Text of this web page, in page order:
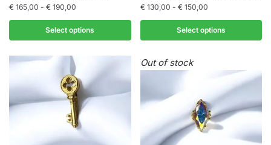
€ 165,00 - € 190,00
€ 165,00
tot
€ 190,00
Select options
product
heeft
meerdere
Deze
gekozen
€ 130,00 - € 150,00Prijsklasse:
€ 130,00
tot
€ 150,00
Select options
product
heeft
meerdere
Deze
gekozen
worden
op
Out of stock